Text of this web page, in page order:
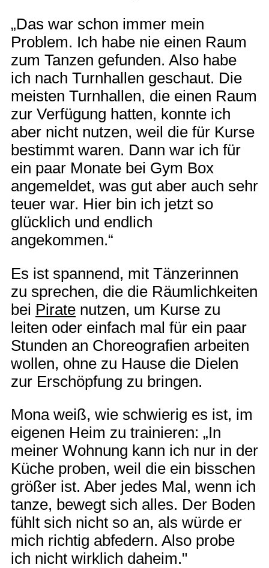
„Das war schon immer mein
Problem. Ich habe nie einen Raum
zum Tanzen gefunden. Also habe
ich nach Turnhallen geschaut. Die
meisten Turnhallen, die einen Raum
zur Verfügung hatten, konnte ich
aber nicht nutzen, weil die für Kurse
bestimmt waren. Dann war ich für
ein paar Monate bei Gym Box
angemeldet, was gut aber auch sehr
teuer war. Hier bin ich jetzt so
glücklich und endlich
angekommen.“
Es ist spannend, mit Tänzerinnen
zu sprechen, die die Räumlichkeiten
bei Pirate nutzen, um Kurse zu
leiten oder einfach mal für ein paar
Stunden an Choreografien arbeiten
wollen, ohne zu Hause die Dielen
zur Erschöpfung zu bringen.
Mona weiß, wie schwierig es ist, im
eigenen Heim zu trainieren: „In
meiner Wohnung kann ich nur in der
Küche proben, weil die ein bisschen
größer ist. Aber jedes Mal, wenn ich
tanze, bewegt sich alles. Der Boden
fühlt sich nicht so an, als würde er
mich richtig abfedern. Also probe
ich nicht wirklich daheim."